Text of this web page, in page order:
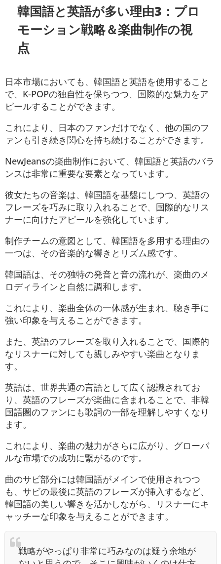
韓国語と英語が多い理由3： プロ
モーション戦略＆楽曲制作の視
点
日本市場においても、韓国語と英語を使用すること
で、K-POPの独自性を保ちつつ、国際的な魅力をア
ピールすることができます。
これにより、日本のファンだけでなく、他の国のフ
ァンも引き続き関心を持ち続けることができます。
NewJeansの楽曲制作において、韓国語と英語のバラ
ンスは非常に重要な要素となっています。
彼女たちの音楽は、韓国語を基盤にしつつ、英語の
フレーズを巧みに取り入れることで、国際的なリス
ナーに向けたアピールを強化しています。
制作チームの意図として、韓国語を多用する理由の
一つは、その音楽的な響きとリズム感です。
韓国語は、その独特の発音と音の流れが、楽曲のメ
ロディラインと自然に調和します。
これにより、楽曲全体の一体感が生まれ、聴き手に
強い印象を与えることができます。
また、英語のフレーズを取り入れることで、国際的
なリスナーに対しても親しみやすい楽曲となりま
す。
英語は、世界共通の言語として広く認識されてお
り、英語のフレーズが楽曲に含まれることで、非韓
国語圏のファンにも歌詞の一部を理解しやすくなり
ます。
これにより、楽曲の魅力がさらに広がり、グローバ
ルな市場での成功に繋がるのです。
曲のサビ部分には韓国語がメインで使用されつつ
も、サビの最後に英語のフレーズが挿入するなど、
韓国語の美しい響きを活かしながら、リスナーにキ
ャッチーな印象を与えることができます。
戦略がやっぱり非常に巧みなのは疑う余地が